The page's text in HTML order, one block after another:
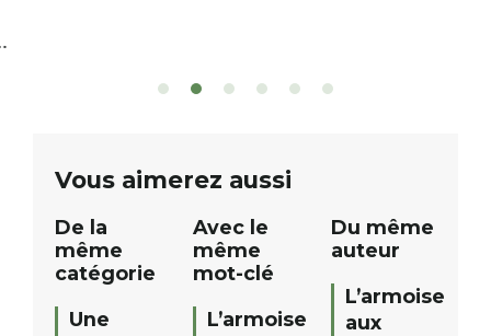
sont à gagner, sélectionnés auprès
12h à […]
Vous aimerez aussi
De la
même
catégorie
Une
Avec le
même
mot-clé
L’armoise
Du même
auteur
L’armoise
aux